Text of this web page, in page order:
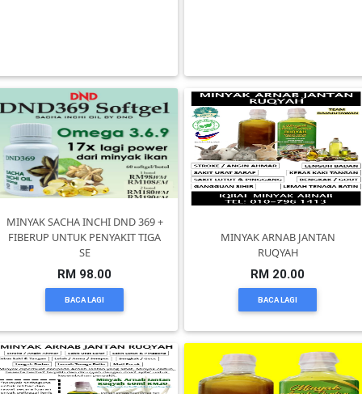
MINYAK SACHA INCHI DND 369 +
FIBERUP UNTUK PENYAKIT TIGA
SE
RM 98.00
BACA LAGI
MINYAK ARNAB JANTAN
RUQYAH
RM 20.00
BACA LAGI
PENDIDIKAN(19)
DERMA
DAN
INFAK(0)
TUDUNG(0)
ARTIKEL(14)
PEMBORONG(2)